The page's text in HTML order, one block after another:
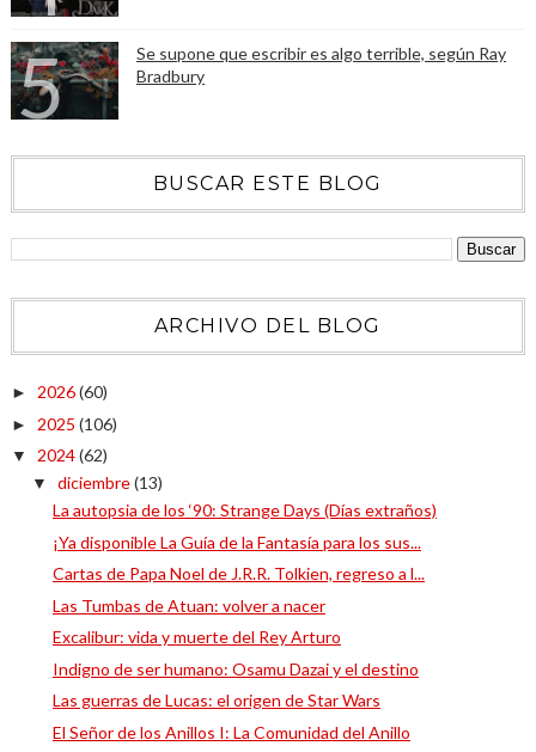
Se supone que escribir es algo terrible, según Ray
Bradbury
BUSCAR ESTE BLOG
ARCHIVO DEL BLOG
► 2026(60)
► 2025 (106)
▼ 2024(62)
▼ diciembre(13)
La autopsia de los ‘90: Strange Days (Días extraños)
¡Ya disponible La Guía de la Fantasía para los sus...
Cartas de Papa Noel de J.R.R. Tolkien, regreso a l...
Las Tumbas de Atuan: volver a nacer
Excalibur: vida y muerte del Rey Arturo
Indigno de ser humano: Osamu Dazai y el destino
Las guerras de Lucas: el origen de Star Wars
El Señor de los Anillos I: La Comunidad del Anillo